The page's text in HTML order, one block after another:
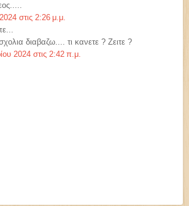
στις 2:26 μ.μ.
διαβαζω.... τι κανετε ? Ζειτε ?
2024 στις 2:42 π.μ.